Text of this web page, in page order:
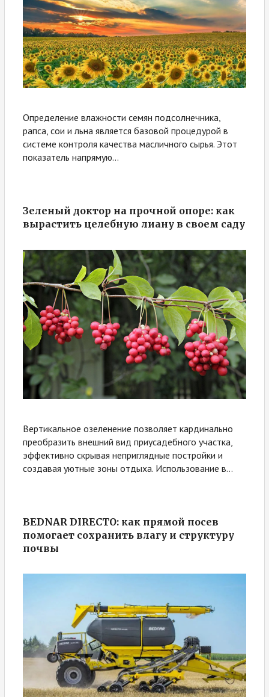
Определение влажности семян подсолнечника,
рапса, сои и льна является базовой процедурой в
системе контроля качества масличного сырья. Этот
показатель напрямую...
Зеленый доктор на прочной опоре: как
вырастить целебную лиану в своем саду
Вертикальное озеленение позволяет кардинально
преобразить внешний вид приусадебного участка,
эффективно скрывая неприглядные постройки и
создавая уютные зоны отдыха. Использование в...
BEDNAR DIRECTO: как прямой посев
помогает сохранить влагу и структуру
почвы